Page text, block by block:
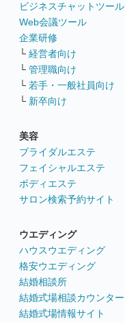
ビジネスチャットツール
Web会議ツール
企業研修
└ 経営者向け
└ 管理職向け
└ 若手・一般社員向け
└ 新卒向け
美容
ブライダルエステ
フェイシャルエステ
ボディエステ
サロン検索予約サイト
ウエディング
ハウスウエディング
格安ウエディング
結婚相談所
結婚式場相談カウンター
結婚式場情報サイト